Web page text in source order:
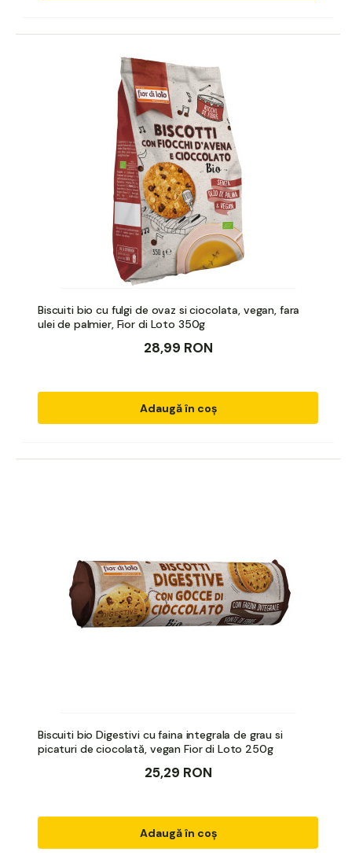
Biscuiti bio cu fulgi de ovaz si ciocolata, vegan, fara
ulei de palmier, Fior di Loto 350g
28,99 RON
Adaugă în coș
Biscuiti bio Digestivi cu faina integrala de grau si
picaturi de ciocolată, vegan Fior di Loto 250g
25,29 RON
Adaugă în coș